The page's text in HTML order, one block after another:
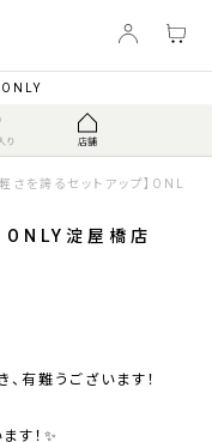
ONLY
軽さを誇るセットアップ】ONLY
ONLY淀屋橋店
難うございます！
す！✨